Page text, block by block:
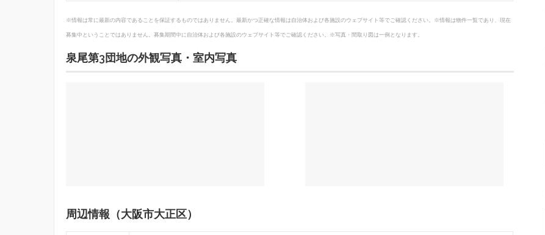
※情報は常に最新の内容であることを保証するものではありません。最新かつ正確な情報は自治体および各施設のウェブサイト等でご確認ください。※情報は物件一覧であり、現在
募集中ということではありません。募集期間中に自治体および各施設のウェブサイト等でご確認ください。※写真・間取り図は一例となります。
泉尾第3団地の外観写真・室内写真
周辺情報（大阪市大正区）